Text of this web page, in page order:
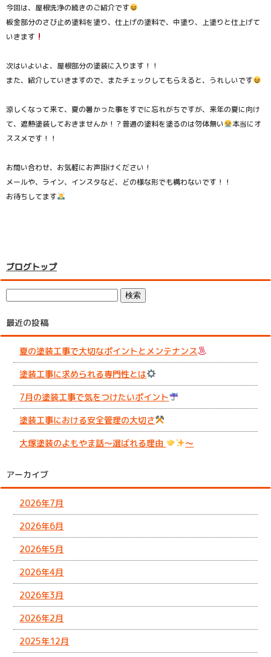
今回は、屋根洗浄の続きのご紹介です
板金部分のさび止め塗料を塗り、仕上げの塗料で、中塗り、上塗りと仕上げて
いきます
次はいよいよ、屋根部分の塗装に入ります！！
また、紹介していきますので、またチェックしてもらえると、うれしいです
涼しくなって来て、夏の暑かった事をすでに忘れがちですが、来年の夏に向け
て、遮熱塗装しておきませんか！？普通の塗料を塗るのは勿体無い
本当にオ
ススメです！！
お問い合わせ、お気軽にお声掛けください！
メールや、ライン、インスタなど、どの様な形でも構わないです！！
お待ちしてます
ブログトップ
最近の投稿
夏の塗装工事で大切なポイントとメンテナンス
塗装工事に求められる専門性とは
7月の塗装工事で気をつけたいポイント
塗装工事における安全管理の大切さ
大塚塗装のよもやま話～選ばれる理由
～
アーカイブ
2026年7月
2026年6月
2026年5月
2026年4月
2026年3月
2026年2月
2025年12月